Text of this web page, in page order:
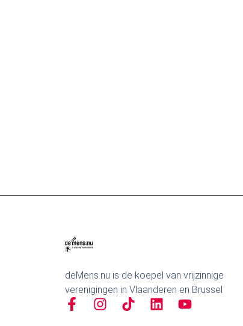
deMens.nu is de koepel van vrijzinnige
verenigingen in Vlaanderen en Brussel